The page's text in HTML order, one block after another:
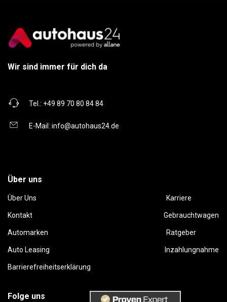
Wir sind immer für dich da
Tel.: +49 89 70 80 84 84
E-Mail: info@autohaus24.de
Über uns
Über Uns Karriere
Kontakt Gebrauchtwagen
Automarken Ratgeber
Auto Leasing Inzahlungnahme
Barrierefreiheitserklärung
Folge uns